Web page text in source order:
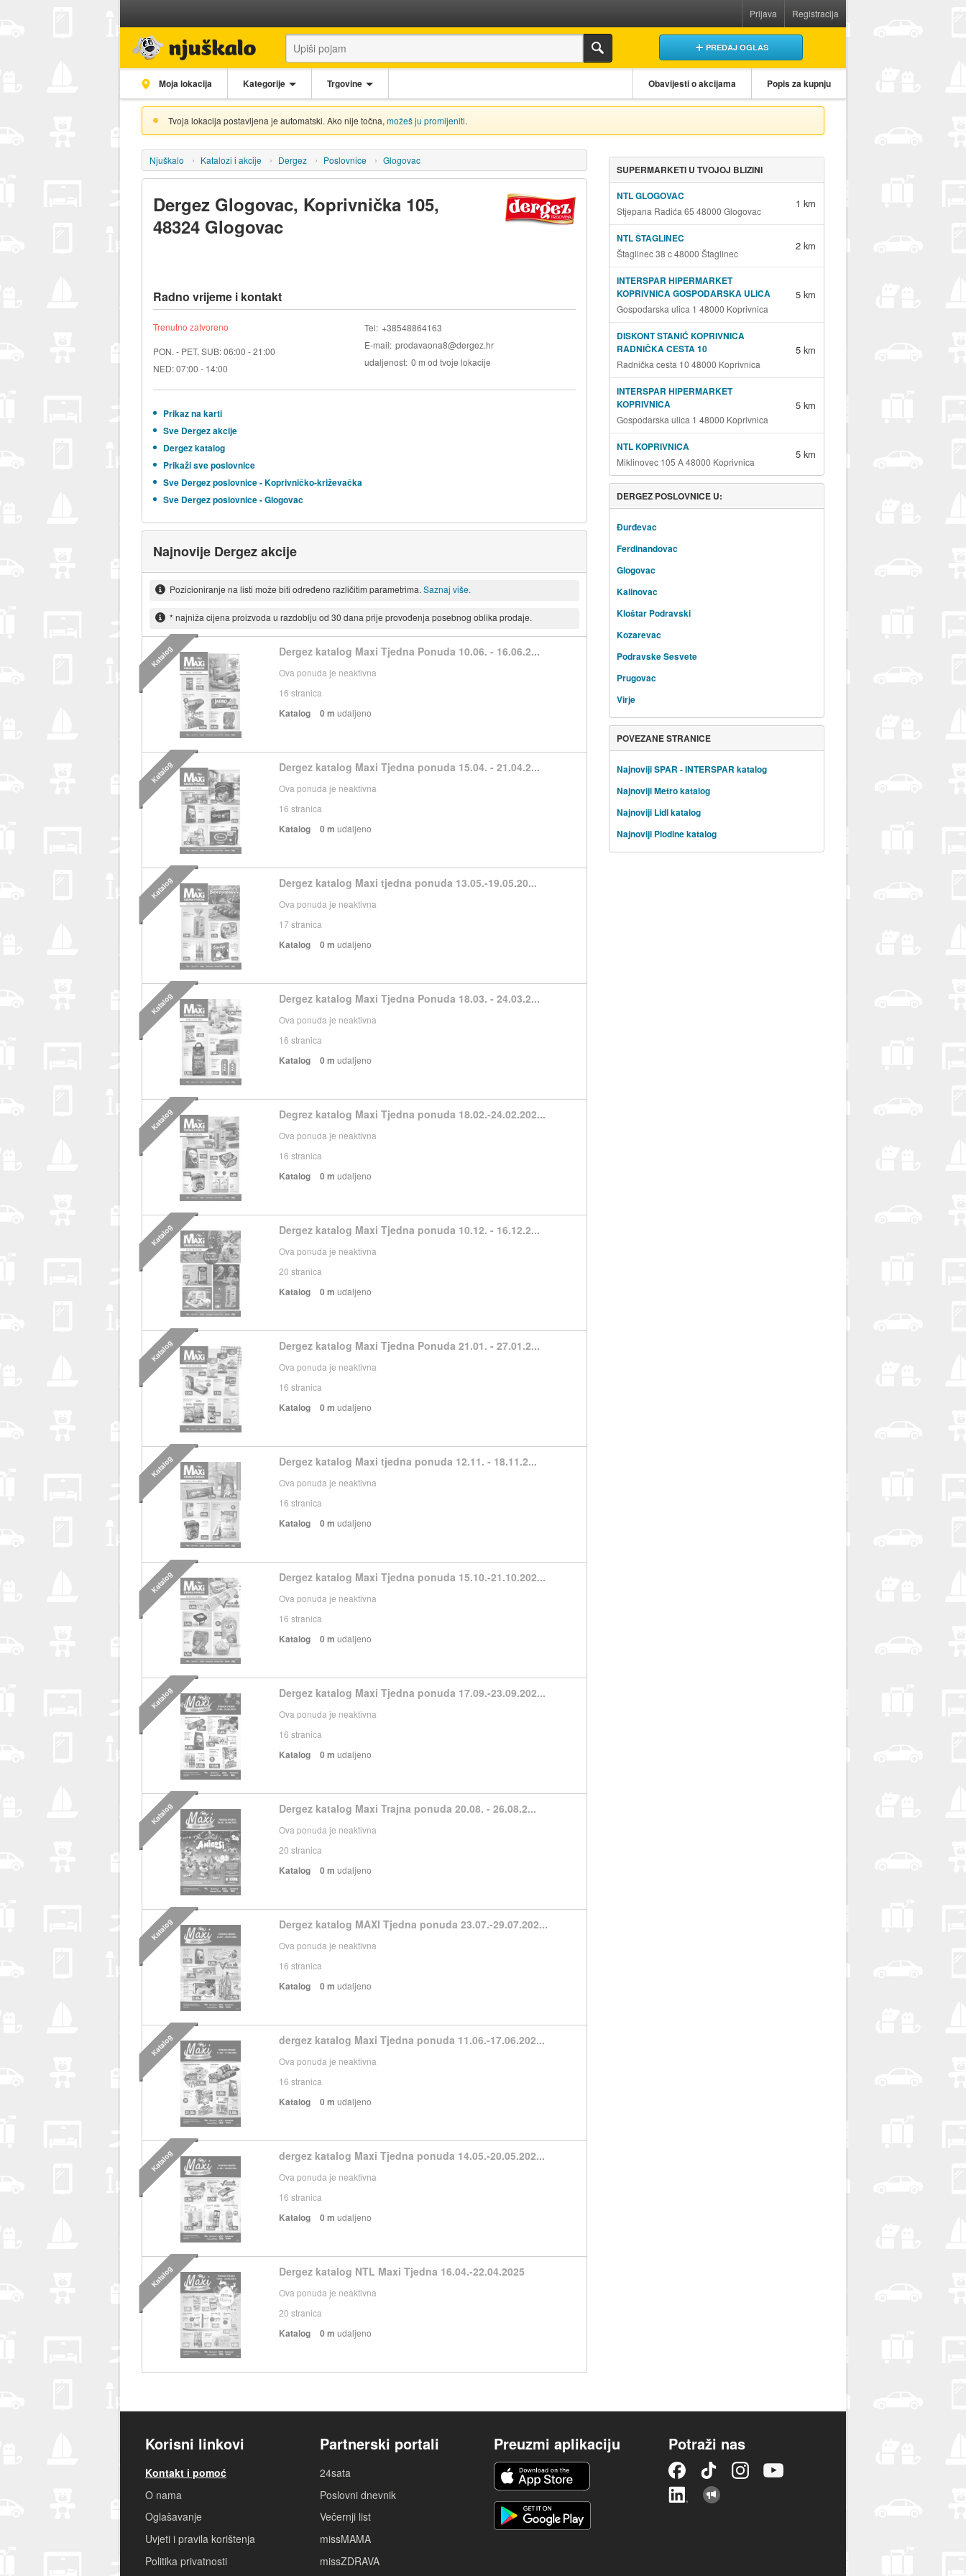
Prijava Registracija
PREDAJ OGLAS
Moja lokacija Kategorije Trgovine Obavijesti o akcijama Popis za kupnju
Tvoja lokacija postavljena je automatski. Ako nije točna, možeš ju promijeniti.
Njuškalo Katalozi i akcije Dergez Poslovnice Glogovac
Dergez Glogovac, Koprivnička 105,
48324 Glogovac
Radno vrijeme i kontakt
Trenutno zatvoreno
PON. - PET, SUB: 06:00 - 21:00
NED: 07:00 - 14:00
Tel +38548864163
E-mail prodavaona8@dergez.hr
udaljenost 0 m od tvoje lokacije
Prikaz na karti
Sve Dergez akcije
Dergez katalog
Prikaži sve poslovnice
Sve Dergez poslovnice - Koprivničko-križevačka
Sve Dergez poslovnice - Glogovac
Najnovije Dergez akcije
Pozicioniranje na listi može biti određeno različitim parametrima. Saznaj više.
* najniža cijena proizvoda u razdoblju od 30 dana prije provođenja posebnog oblika prodaje.
Dergez katalog Maxi Tjedna Ponuda 10.06. - 16.06.2...
Ova ponuda je neaktivna
16 stranica
Katalog 0 m udaljeno
Katalog
Dergez katalog Maxi Tjedna ponuda 15.04. - 21.04.2...
Ova ponuda je neaktivna
16 stranica
Katalog 0 m udaljeno
Katalog
Dergez katalog Maxi tjedna ponuda 13.05.-19.05.20...
Ova ponuda je neaktivna
17 stranica
Katalog 0 m udaljeno
Katalog
Dergez katalog Maxi Tjedna Ponuda 18.03. - 24.03.2...
Ova ponuda je neaktivna
16 stranica
Katalog 0 m udaljeno
Katalog
Degrez katalog Maxi Tjedna ponuda 18.02.-24.02.202...
Ova ponuda je neaktivna
16 stranica
Katalog 0 m udaljeno
Katalog
Dergez katalog Maxi Tjedna ponuda 10.12. - 16.12.2...
Ova ponuda je neaktivna
20 stranica
Katalog 0 m udaljeno
Katalog
Dergez katalog Maxi Tjedna Ponuda 21.01. - 27.01.2...
Ova ponuda je neaktivna
16 stranica
Katalog 0 m udaljeno
Katalog
Dergez katalog Maxi tjedna ponuda 12.11. - 18.11.2...
Ova ponuda je neaktivna
16 stranica
Katalog 0 m udaljeno
Katalog
Dergez katalog Maxi Tjedna ponuda 15.10.-21.10.202...
Ova ponuda je neaktivna
16 stranica
Katalog 0 m udaljeno
Katalog
Dergez katalog Maxi Tjedna ponuda 17.09.-23.09.202...
Ova ponuda je neaktivna
16 stranica
Katalog 0 m udaljeno
Katalog
Dergez katalog Maxi Trajna ponuda 20.08. - 26.08.2...
Ova ponuda je neaktivna
20 stranica
Katalog 0 m udaljeno
Katalog
Dergez katalog MAXI Tjedna ponuda 23.07.-29.07.202...
Ova ponuda je neaktivna
16 stranica
Katalog 0 m udaljeno
Katalog
dergez katalog Maxi Tjedna ponuda 11.06.-17.06.202...
Ova ponuda je neaktivna
16 stranica
Katalog 0 m udaljeno
Katalog
dergez katalog Maxi Tjedna ponuda 14.05.-20.05.202...
Ova ponuda je neaktivna
16 stranica
Katalog 0 m udaljeno
Katalog
Dergez katalog NTL Maxi Tjedna 16.04.-22.04.2025
Ova ponuda je neaktivna
20 stranica
Katalog 0 m udaljeno
Katalog
SUPERMARKETI U TVOJOJ BLIZINI
NTL GLOGOVAC
Stjepana Radića 65 48000 Glogovac
1 km
NTL ŠTAGLINEC
Štaglinec 38 c 48000 Štaglinec
2 km
INTERSPAR HIPERMARKET
KOPRIVNICA GOSPODARSKA ULICA
Gospodarska ulica 1 48000 Koprivnica
5 km
DISKONT STANIĆ KOPRIVNICA
RADNIČKA CESTA 10
Radnička cesta 10 48000 Koprivnica
5 km
INTERSPAR HIPERMARKET
KOPRIVNICA
Gospodarska ulica 1 48000 Koprivnica
5 km
NTL KOPRIVNICA
Miklinovec 105 A 48000 Koprivnica
5 km
DERGEZ POSLOVNICE U:
Đurđevac
Ferdinandovac
Glogovac
Kalinovac
Kloštar Podravski
Kozarevac
Podravske Sesvete
Prugovac
Virje
POVEZANE STRANICE
Najnoviji SPAR - INTERSPAR katalog
Najnoviji Metro katalog
Najnoviji Lidl katalog
Najnoviji Plodine katalog
Korisni linkovi
Kontakt i pomoć
O nama
Oglašavanje
Uvjeti i pravila korištenja
Politika privatnosti
Partnerski portali
24sata
Poslovni dnevnik
Večernji list
missMAMA
missZDRAVA
Preuzmi aplikaciju Potraži nas